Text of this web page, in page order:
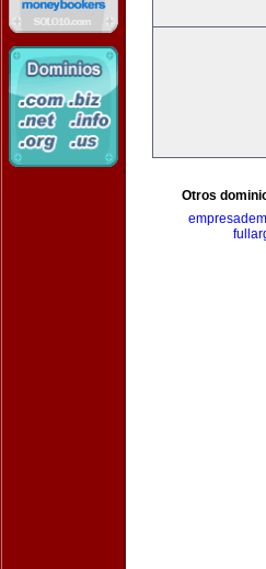
Otros